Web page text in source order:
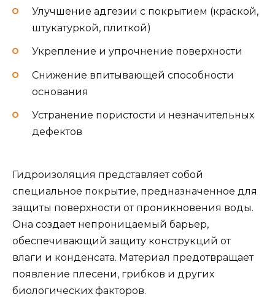
Улучшение адгезии с покрытием (краской,
штукатуркой, плиткой)
Укрепление и упрочнение поверхности
Снижение впитывающей способности
основания
Устранение пористости и незначительных
дефектов
Гидроизоляция представляет собой
специальное покрытие, предназначенное для
защиты поверхности от проникновения воды.
Она создает непроницаемый барьер,
обеспечивающий защиту конструкций от
влаги и конденсата. Материал предотвращает
появление плесени, грибков и других
биологических факторов.